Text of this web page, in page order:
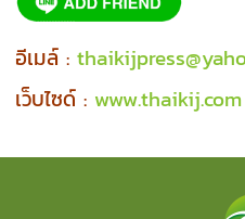
อีเมล์ :
เว็บไซด์ : www.thaikij.com